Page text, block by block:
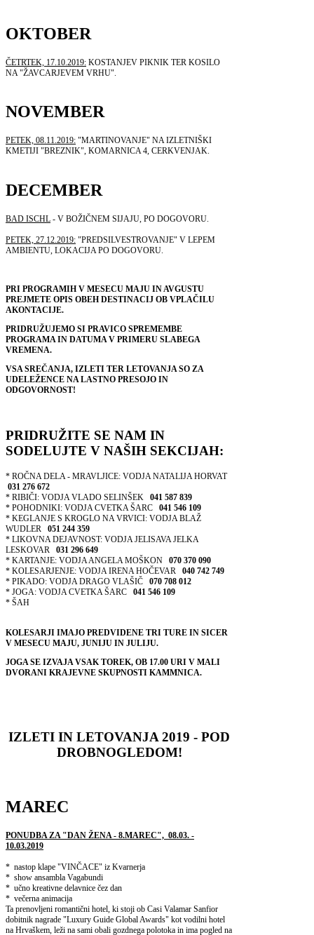
OKTOBER
ČETRTEK, 17.10.2019: KOSTANJEV PIKNIK TER KOSILO
NA "ŽAVCARJEVEM VRHU".
NOVEMBER
PETEK, 08.11.2019: "MARTINOVANJE" NA IZLETNIŠKI
KMETIJI "BREZNIK", KOMARNICA 4, CERKVENJAK.
DECEMBER
BAD ISCHL - V BOŽIČNEM SIJAJU, PO DOGOVORU.
PETEK, 27.12.2019: "PREDSILVESTROVANJE" V LEPEM
AMBIENTU, LOKACIJA PO DOGOVORU.
PRI PROGRAMIH V MESECU MAJU IN AVGUSTU
PREJMETE OPIS OBEH DESTINACIJ OB VPLAČILU
AKONTACIJE.
PRIDRUŽUJEMO SI PRAVICO SPREMEMBE
PROGRAMA IN DATUMA V PRIMERU SLABEGA
VREMENA.
VSA SREČANJA, IZLETI TER LETOVANJA SO ZA
UDELEŽENCE NA LASTNO PRESOJO IN
ODGOVORNOST!
PRIDRUŽITE SE NAM IN
SODELUJTE V NAŠIH SEKCIJAH:
* ROČNA DELA - MRAVLJICE: VODJA NATALIJA HORVAT
031 276 672
* RIBIČI: VODJA VLADO SELINŠEK 041 587 839
* POHODNIKI: VODJA CVETKA ŠARC 041 546 109
* KEGLANJE S KROGLO NA VRVICI: VODJA BLAŽ
WUDLER 051 244 359
* LIKOVNA DEJAVNOST: VODJA JELISAVA JELKA
LESKOVAR 031 296 649
* KARTANJE: VODJA ANGELA MOŠKON 070 370 090
* KOLESARJENJE: VODJA IRENA HOČEVAR 040 742 749
* PIKADO: VODJA DRAGO VLAŠIČ 070 708 012
* JOGA: VODJA CVETKA ŠARC 041 546 109
* ŠAH
KOLESARJI IMAJO PREDVIDENE TRI TURE IN SICER
V MESECU MAJU, JUNIJU IN JULIJU.
JOGA SE IZVAJA VSAK TOREK, OB 17.00 URI V MALI
DVORANI KRAJEVNE SKUPNOSTI KAMMNICA.
IZLETI IN LETOVANJA 2019 - POD
DROBNOGLEDOM!
MAREC
PONUDBA ZA "DAN ŽENA - 8.MAREC", 08.03. -
10.03.2019
* nastop klape "VINČACE" iz Kvarnerja
* show ansambla Vagabundi
* učno kreativne delavnice čez dan
* večerna animacija
Ta prenovljeni romantični hotel, ki stoji ob Casi Valamar Sanfior
dobitnik nagrade "Luxury Guide Global Awards" kot vodilni hotel
na Hrvaškem, leži na sami obali gozdnega polotoka in ima pogled na